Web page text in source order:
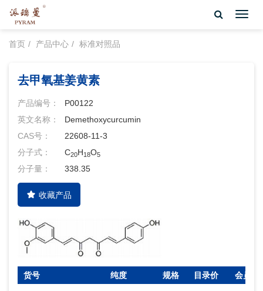
首页
产品中心 标准对照品
去甲氧基姜黄素
产品编号：
P00122
英文名称：
Demethoxycurcumin
CAS号：
22608-11-3
分子式：
C20H18O5
分子量： 338.35
收藏产品
货号 纯度 规格 目录价 会员价